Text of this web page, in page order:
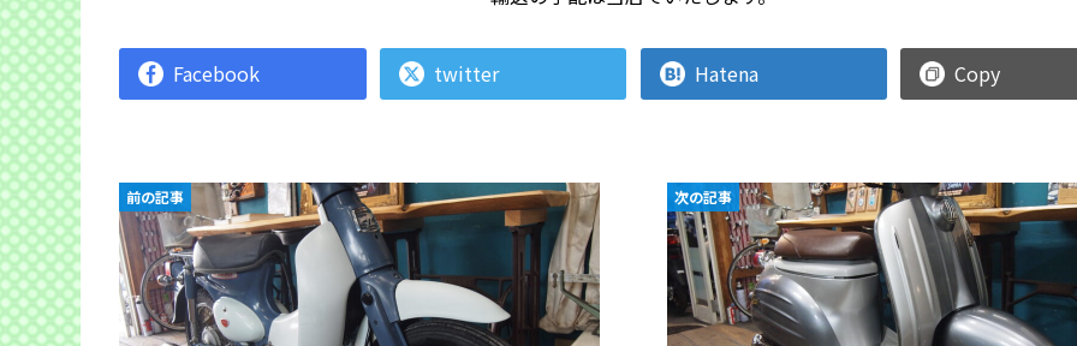
Facebook twitter Hatena Copy
前の記事 次の記事